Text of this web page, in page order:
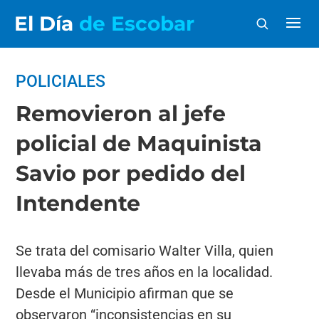
El Día de Escobar
POLICIALES
Removieron al jefe
policial de Maquinista
Savio por pedido del
Intendente
Se trata del comisario Walter Villa, quien
llevaba más de tres años en la localidad.
Desde el Municipio afirman que se
observaron “inconsistencias en su